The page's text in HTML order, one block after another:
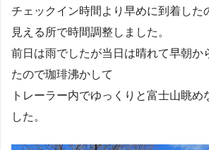
チェックイン時間より早めに到着した
見える所で時間調整しました。
前日は雨でしたが当日は晴れて早朝か
たので珈琲沸かして
トレーラー内でゆっくりと富士山眺め
した。